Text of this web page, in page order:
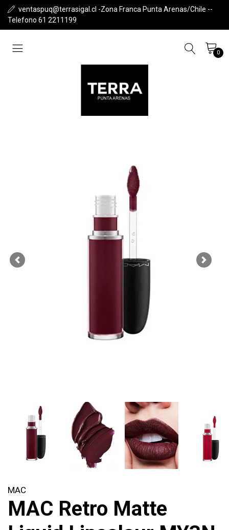
ventaspuq@terrasigal.cl -Zona Franca Punta Arenas/Chile --
Telefono 61 2211199
0
Previous Next
MAC
MAC Retro Matte